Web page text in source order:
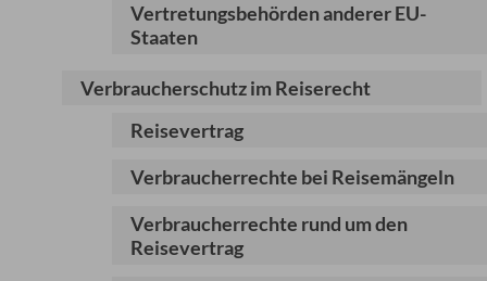
Vertretungsbehörden anderer EU-
Staaten
Verbraucherschutz im Reiserecht
Reisevertrag
Verbraucherrechte bei Reisemängeln
Verbraucherrechte rund um den
Reisevertrag